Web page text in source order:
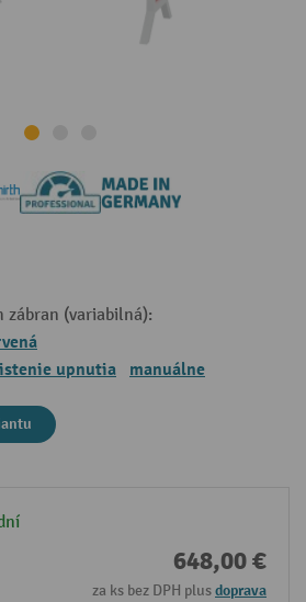
zábran (variabilná):
upnutia manuálne
648,00 €
za ks bez DPH plusdoprava